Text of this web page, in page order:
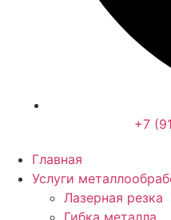
+7
Главная
Услуги
Лазерная резка
Гибка металла